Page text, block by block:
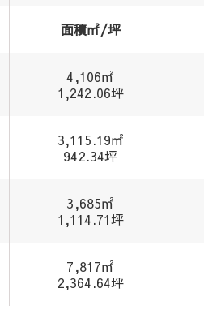
面積㎡/坪
4,106㎡
1,242.06坪
3,115.19㎡
942.34坪
3,685㎡
1,114.71坪
7,817㎡
2,364.64坪